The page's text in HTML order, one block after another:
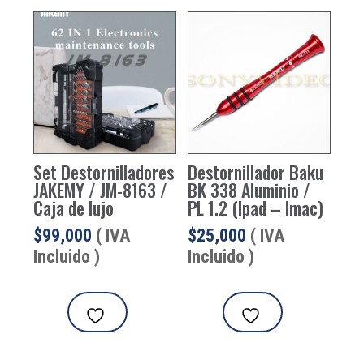
Set Destornilladores
JAKEMY / JM-8163 /
Caja de lujo
$99,000 ( IVA
Incluido )
Destornillador Baku
BK 338 Aluminio /
PL 1.2 (Ipad – Imac)
$25,000 ( IVA
Incluido )